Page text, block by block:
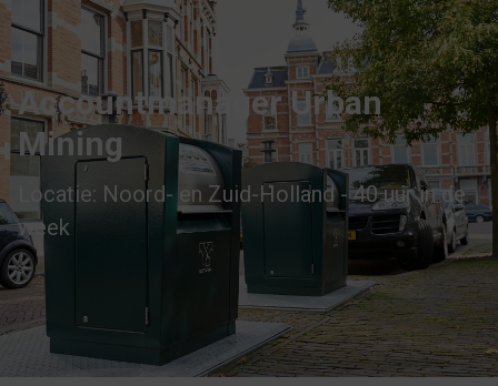
Accountmanager Urban
Mining
Locatie: Noord- en Zuid-Holland - 40 uur in de
week